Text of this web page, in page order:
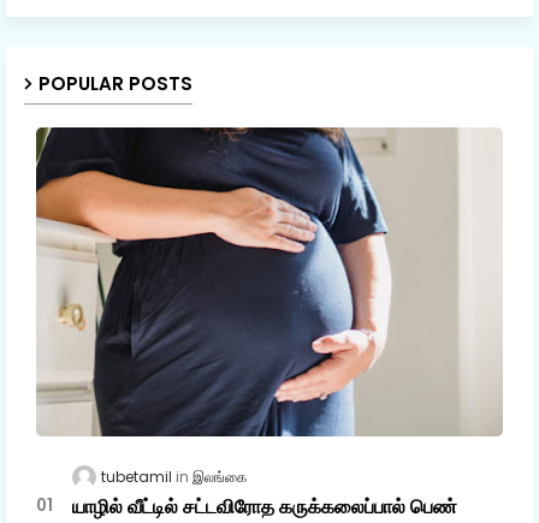
POPULAR POSTS
tubetamil இலங்கை
யாழில் வீட்டில் சட்டவிரோத கருக்கலைப்பால் பெண்